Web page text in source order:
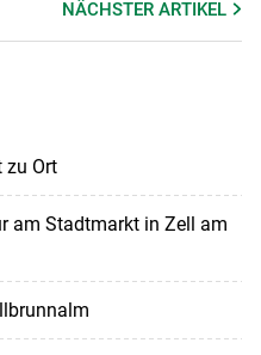
NÄCHSTERARTIKEL
zu Ort
am Stadtmarkt in Zell am